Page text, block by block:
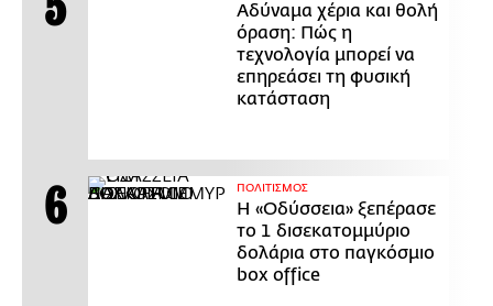
Αδύναμα χέρια και θολή
όραση: Πώς η
τεχνολογία μπορεί να
επηρεάσει τη φυσική
κατάσταση
ΠΟΛΙΤΙΣΜΟΣ
Η «Οδύσσεια» ξεπέρασε
το 1 δισεκατομμύριο
δολάρια στο παγκόσμιο
box office